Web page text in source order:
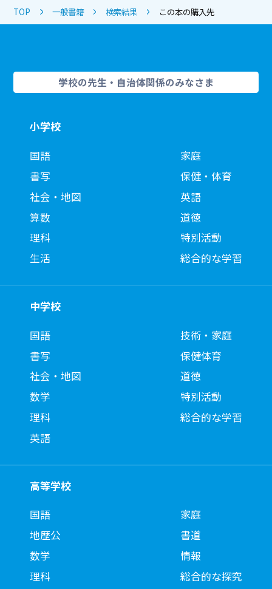
TOP 一般書籍 検索結果 この本の購入先
学校の先生・自治体関係のみなさま
小学校
国語
書写
社会・地図
算数
理科
生活
家庭
保健・体育
英語
道徳
特別活動
総合的な学習
中学校
国語
書写
社会・地図
数学
理科
英語
技術・家庭
保健体育
道徳
特別活動
総合的な学習
高等学校
国語
地歴公
数学
理科
家庭
書道
情報
総合的な探究